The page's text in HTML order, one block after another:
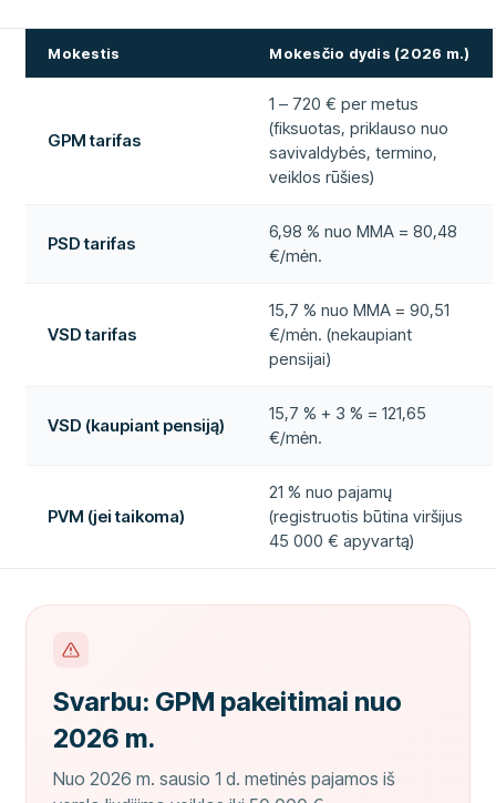
Mokestis Mokesčio dydis (2026 m.)
GPM tarifas
1 – 720 € per metus
(fiksuotas, priklauso nuo
savivaldybės, termino,
veiklos rūšies)
PSD tarifas
6,98 % nuo MMA = 80,48
€/mėn.
VSD tarifas
15,7 % nuo MMA = 90,51
€/mėn. (nekaupiant
pensijai)
VSD (kaupiant pensiją)
15,7 % + 3 % = 121,65
€/mėn.
PVM (jei taikoma)
21 % nuo pajamų
(registruotis būtina viršijus
45 000 € apyvartą)
Svarbu: GPM pakeitimai nuo
2026 m.
Nuo 2026 m. sausio 1 d. metinės pajamos iš